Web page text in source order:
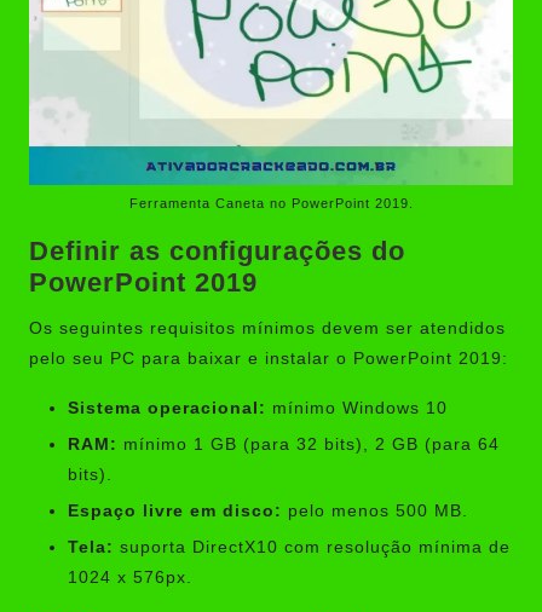
Ferramenta Caneta no PowerPoint 2019.
Definir as configurações do
PowerPoint 2019
Os seguintes requisitos mínimos devem ser atendidos
pelo seu PC para baixar e instalar o PowerPoint 2019:
Sistema operacional: mínimo Windows 10
RAM: mínimo 1 GB (para 32 bits), 2 GB (para 64
bits).
Espaço livre em disco: pelo menos 500 MB.
Tela: suporta DirectX10 com resolução mínima de
1024 x 576px.